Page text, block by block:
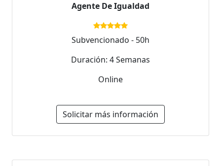
Agente De Igualdad
Subvencionado - 50h
Duración: 4 Semanas
Online
Solicitar más información